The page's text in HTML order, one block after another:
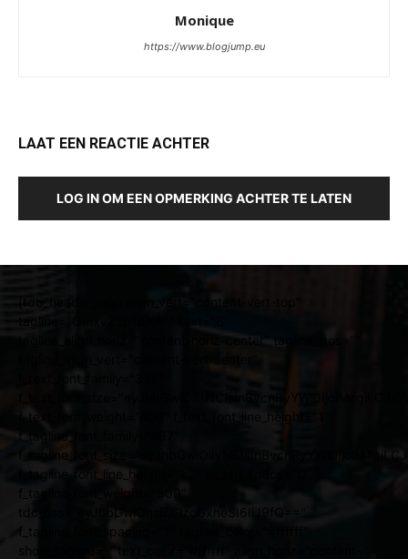
Monique
https://www.blogjump.eu
LAAT EEN REACTIE ACHTER
LOG IN OM EEN OPMERKING ACHTER TE LATEN
[tdb_header_logo align_vert="content-vert-top"
tagline_align_horiz="content-horiz-center" tagline_pos=""
f_text_font_weight="400" f_text_font_line_height="1"
f_tagline_font_line_height="1.2" ttl_tag_space="0"
f_tagline_font_weight="500"
tdc_css="eyJhbGwiOnsiZGlzcGxheSI6IiJ9fQ=="
f_tagline_font_spacing="1" tagline_color="#ffffff"
show_tagline="" text_color="#ffffff" align_horiz="content-